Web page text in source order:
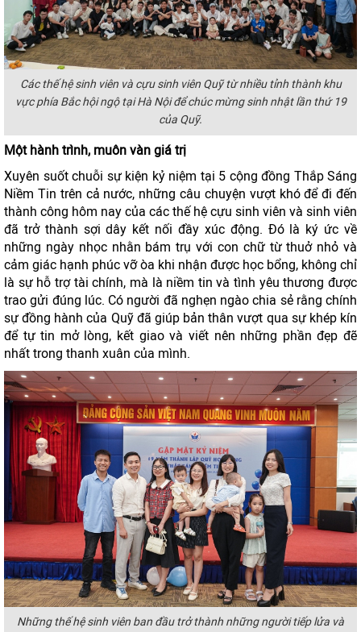
Các thế hệ sinh viên và cựu sinh viên Quỹ từ nhiều tỉnh thành khu
vực phía Bắc hội ngộ tại Hà Nội để chúc mừng sinh nhật lần thứ 19
của Quỹ.
Một hành trình, muôn vàn giá trị
Xuyên suốt chuỗi sự kiện kỷ niệm tại 5 cộng đồng Thắp Sáng
Niềm Tin trên cả nước, những câu chuyện vượt khó để đi đến
thành công hôm nay của các thế hệ cựu sinh viên và sinh viên
đã trở thành sợi dây kết nối đầy xúc động. Đó là ký ức về
những ngày nhọc nhằn bám trụ với con chữ từ thuở nhỏ và
cảm giác hạnh phúc vỡ òa khi nhận được học bổng, không chỉ
là sự hỗ trợ tài chính, mà là niềm tin và tình yêu thương được
trao gửi đúng lúc. Có người đã nghẹn ngào chia sẻ rằng chính
sự đồng hành của Quỹ đã giúp bản thân vượt qua sự khép kín
để tự tin mở lòng, kết giao và viết nên những phần đẹp đẽ
nhất trong thanh xuân của mình.
Những thế hệ sinh viên ban đầu trở thành những người tiếp lửa và